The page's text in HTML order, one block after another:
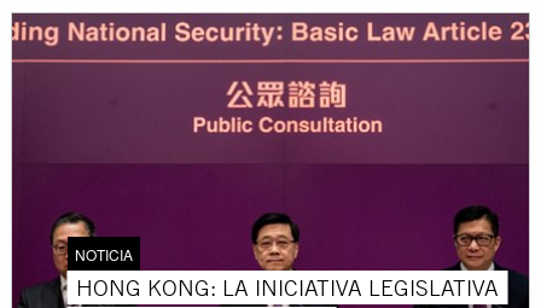
NOTICIA
HONG KONG: LA INICIATIVA LEGISLATIVA